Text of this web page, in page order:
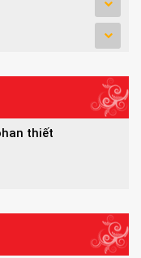
thiết